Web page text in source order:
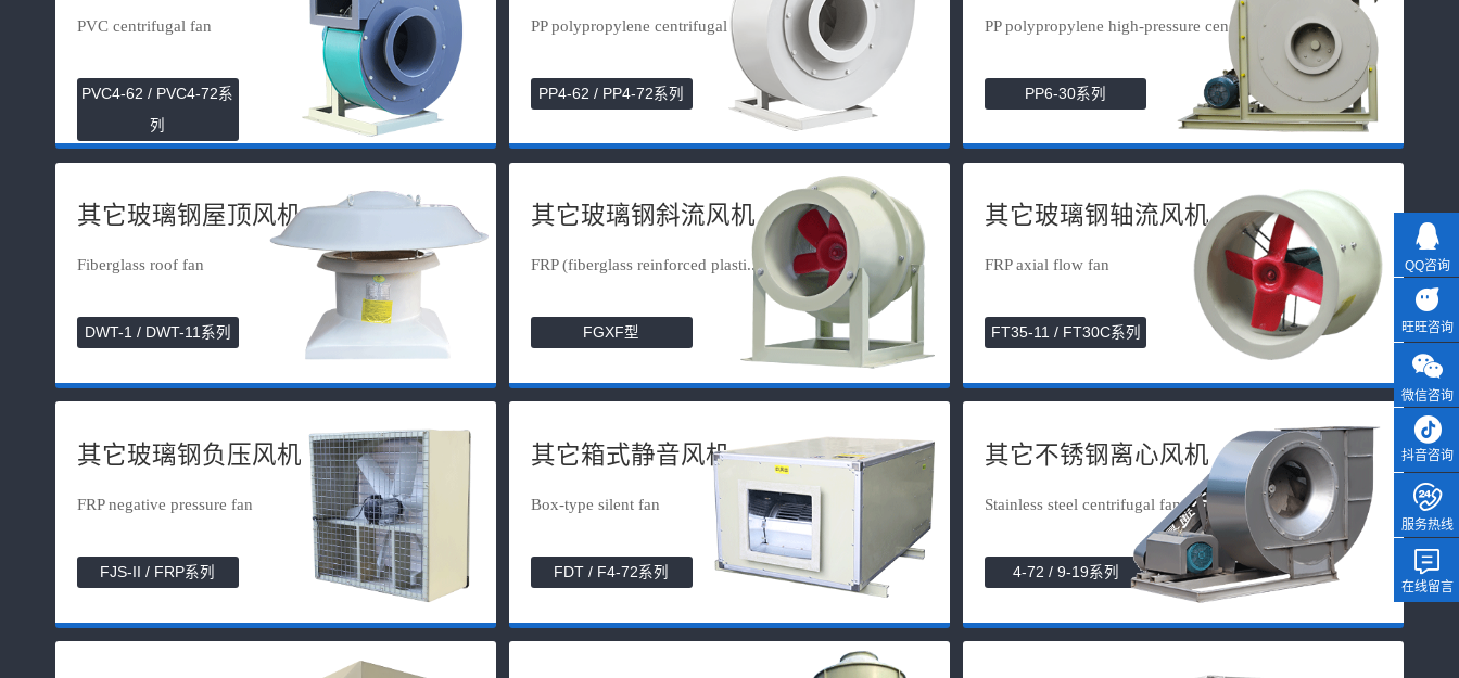
PVC centrifugal fan
PVC4-62 / PVC4-72系
列
PP polypropylene centrifugal fan
PP4-62 / PP4-72系列
PP polypropylene high-pressure cen...
PP6-30系列
其它玻璃钢屋顶风机
Fiberglass roof fan
DWT-1 / DWT-11系列
其它玻璃钢斜流风机
FRP (fiberglass reinforced plasti...
FGXF型
其它玻璃钢轴流风机
FRP axial flow fan
FT35-11 / FT30C系列
其它玻璃钢负压风机
FRP negative pressure fan
FJS-II / FRP系列
其它箱式静音风机
Box-type silent fan
FDT / F4-72系列
其它不锈钢离心风机
Stainless steel centrifugal fan
4-72 / 9-19系列
QQ咨询
旺旺咨询
微信咨询
抖音咨询
服务热线
在线留言